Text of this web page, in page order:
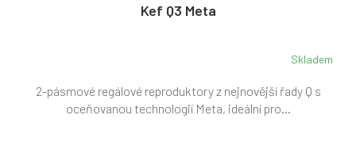
Kef Q3 Meta
Skladem
2-pásmové regálové reproduktory z nejnovější řady Q s
oceňovanou technologií Meta, ideální pro...